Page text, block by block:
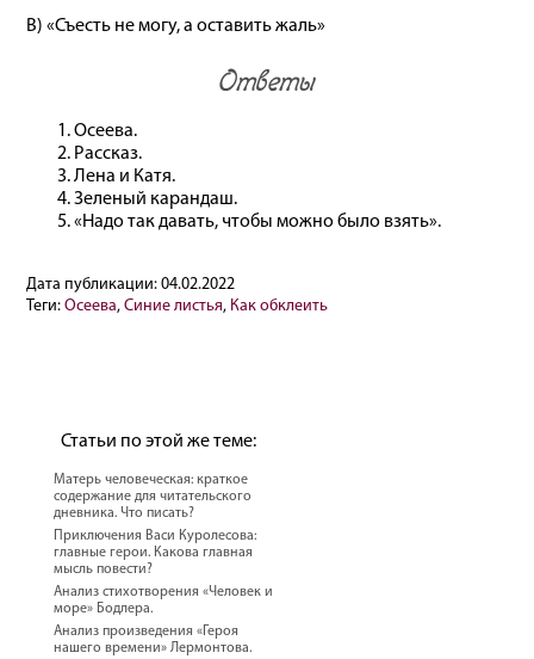
В) «Съесть не могу, а оставить жаль»
Ответы
Осеева.
Рассказ.
Лена и Катя.
Зеленый карандаш.
«Надо так давать, чтобы можно было взять».
Дата публикации:04.02.2022
Теги:Осеева,Синие листья, Как обклеить
Статьи по этой же теме:
Матерь человеческая: краткое
содержание для читательского
дневника. Что писать?
Приключения Васи Куролесова:
главные герои. Какова главная
мысль повести?
Анализ стихотворения «Человек и
море» Бодлера.
Анализ произведения «Героя
нашего времени» Лермонтова.